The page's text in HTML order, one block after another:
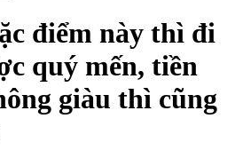
điểm này thì đi
quý mến, tiền
giàu thì cũng